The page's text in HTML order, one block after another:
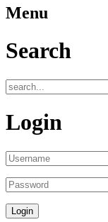
Menu
Search
Login